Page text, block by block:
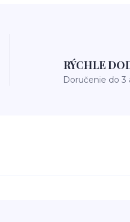
RÝCHLE
Doručenie do 3